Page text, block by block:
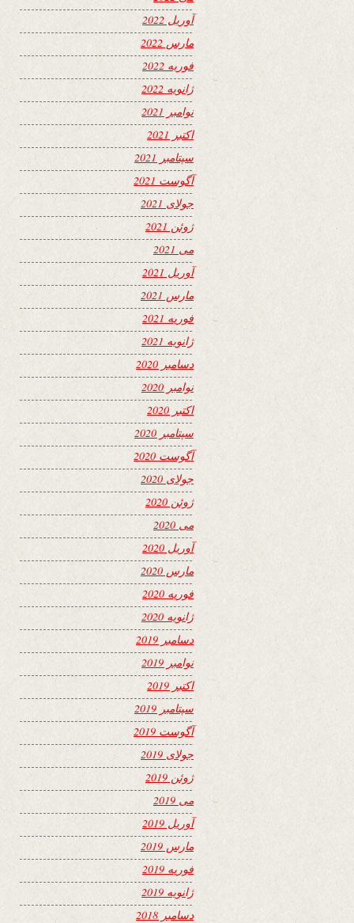
آوریل 2022
مارس 2022
فوریه 2022
ژانویه 2022
نوامبر 2021
اکتبر 2021
سپتامبر 2021
آگوست 2021
جولای 2021
ژوئن 2021
می 2021
آوریل 2021
مارس 2021
فوریه 2021
ژانویه 2021
دسامبر 2020
نوامبر 2020
اکتبر 2020
سپتامبر 2020
آگوست 2020
جولای 2020
ژوئن 2020
می 2020
آوریل 2020
مارس 2020
فوریه 2020
ژانویه 2020
دسامبر 2019
نوامبر 2019
اکتبر 2019
سپتامبر 2019
آگوست 2019
جولای 2019
ژوئن 2019
می 2019
آوریل 2019
مارس 2019
فوریه 2019
ژانویه 2019
دسامبر 2018